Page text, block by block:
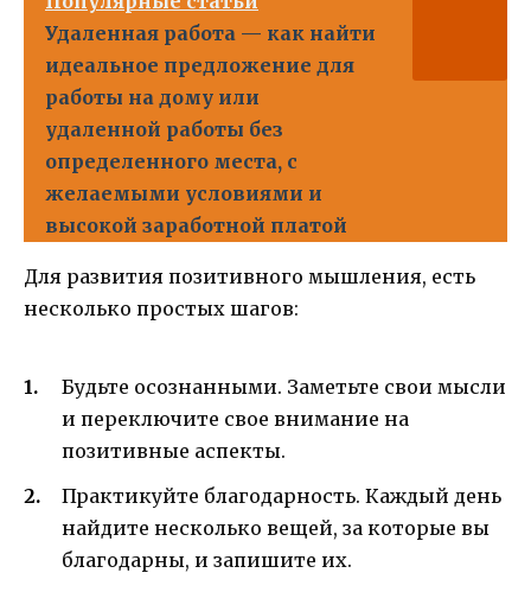
Удаленная работа — как найти
идеальное предложение для
работы на дому или
удаленной работы без
определенного места, с
желаемыми условиями и
высокой заработной платой
Для развития позитивного мышления, есть
несколько простых шагов:
Будьте осознанными. Заметьте свои мысли
и переключите свое внимание на
позитивные аспекты.
Практикуйте благодарность. Каждый день
найдите несколько вещей, за которые вы
благодарны, и запишите их.